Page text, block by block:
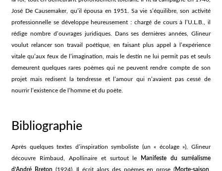
José De Causemaker, qu’il épousa en 1951. Sa vie s’équilibre, son activité
professionnelle se développe heureusement : chargé de cours à l’U.L.B., il
rédige nombre d’ouvrages juridiques. Dans ses dernières années, Glineur
voulut relancer son travail poétique, en faisant plus appel à l’expérience
vitale qu’aux feux de l’imagination, mais le destin ne lui permit pas et seuls
demeurent quelques rares poèmes qui ne peuvent rendre compte de son
projet mais redisent la tendresse et l’amour qui n’avaient pas cessé de
nourrir l’existence de l’homme et du poète.
Bibliographie
Après quelques textes d’inspiration symboliste (un « écolage »), Glineur
découvre Rimbaud, Apollinaire et surtout le
Manifeste du surréalisme
d’André Breton (1924). Il écrit alors des poèmes en prose (Morte-saison,